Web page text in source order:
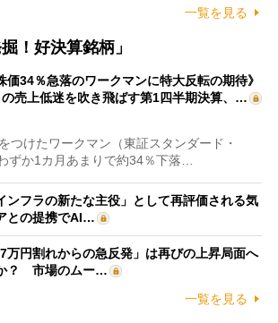
一覧を見る
！好決算銘柄」
価34％急落のワークマンに特大反転の期待》
売上低迷を吹き飛ばす第1四半期決算、…
けたワークマン（東証スタンダード・
ずか1カ月あまりで約34％下落…
ンフラの新たな主役」として再評価される気
との提携でAI…
万円割れからの急反発」は再びの上昇局面へ
？ 市場のムー…
一覧を見る